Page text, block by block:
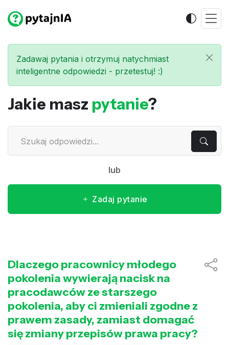
Zadawaj pytania i otrzymuj natychmiast
inteligentne odpowiedzi - przetestuj! :)
Jakie masz pytanie?
lub
Zadaj pytanie
Dlaczego pracownicy młodego
pokolenia wywierają nacisk na
pracodawców ze starszego
pokolenia, aby ci zmieniali zgodne z
prawem zasady, zamiast domagać
się zmiany przepisów prawa pracy?